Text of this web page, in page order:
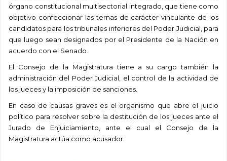
órgano constitucional multisectorial integrado, que tiene como
objetivo confeccionar las ternas de carácter vinculante de los
candidatos para los tribunales inferiores del Poder Judicial, para
que luego sean designados por el Presidente de la Nación en
acuerdo con el Senado.
El Consejo de la Magistratura tiene a su cargo también la
administración del Poder Judicial, el control de la actividad de
los jueces y la imposición de sanciones.
En caso de causas graves es el organismo que abre el juicio
político para resolver sobre la destitución de los jueces ante el
Jurado de Enjuiciamiento, ante el cual el Consejo de la
Magistratura actúa como acusador.